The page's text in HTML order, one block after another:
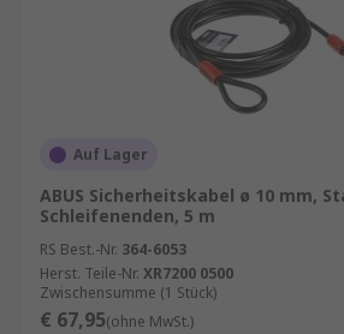
Auf Lager
ABUS Sicherheitskabel ø 10 mm,
Schleifenenden, 5 m
RS Best.-Nr. 364-6053
Herst. Teile-Nr. XR7200 0500
Zwischensumme (1 Stück)
€ 67,95(ohne MwSt.)